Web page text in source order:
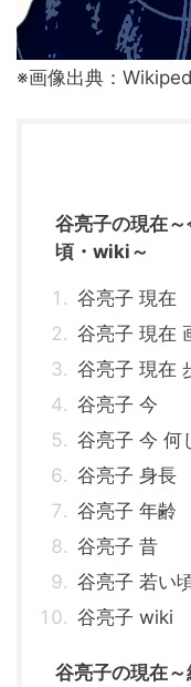
※画像出典：
谷亮子の現在
頃・wiki～
谷亮子 現在
谷亮子 現在
谷亮子 現在
谷亮子 今
谷亮子 今 何
谷亮子 身長
谷亮子 年齢
谷亮子 昔
谷亮子 若い
谷亮子 wiki
谷亮子の現在